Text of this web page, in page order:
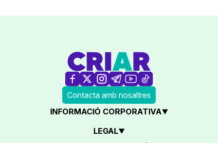
Contacta amb nosaltres
INFORMACIÓ CORPORATIVA
LEGAL